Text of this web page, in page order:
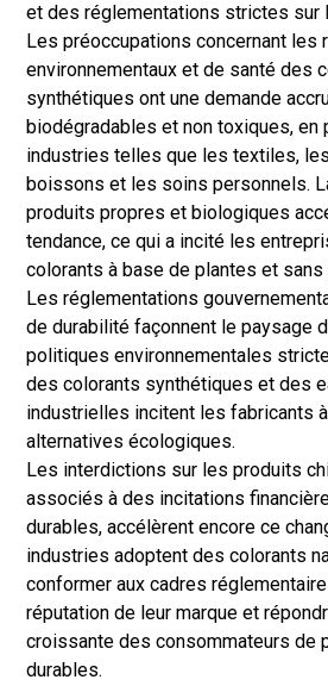
et des réglementations strictes sur
Les préoccupations concernant les
environnementaux et de santé des
synthétiques ont une demande
biodégradables et non toxiques, en
industries telles que les textiles,
boissons et les soins personnels.
produits propres et biologiques
tendance, ce qui a incité les
colorants à base de plantes et
Les réglementations
de durabilité façonnent le paysage
politiques environnementales
des colorants synthétiques et des
industrielles incitent les fabricants
alternatives écologiques.
Les interdictions sur les produits
associés à des incitations
durables, accélèrent encore ce
industries adoptent des colorants
conformer aux cadres
réputation de leur marque et
croissante des consommateurs de
durables.